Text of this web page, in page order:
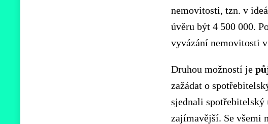
nemovitosti, tzn. v
úvěru být 4 500 000.
vyvázání nemovitosti
Druhou možností je
zažádat o
sjednali spotřebitelský
zajímavější. Se všemi